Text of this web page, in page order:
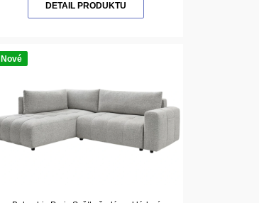
DETAIL PRODUKTU
Nové